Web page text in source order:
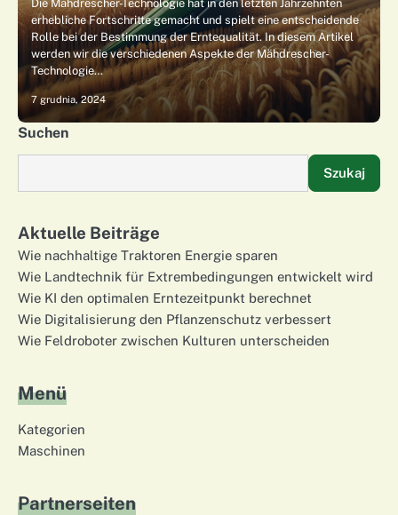
Die Mähdrescher-Technologie hat in den letzten Jahrzehnten
erhebliche Fortschritte gemacht und spielt eine entscheidende
Rolle bei der Bestimmung der Erntequalität. In diesem Artikel
werden wir die verschiedenen Aspekte der Mähdrescher-
Technologie…
7 grudnia, 2024
Suchen
Szukaj
Aktuelle Beiträge
Wie nachhaltige Traktoren Energie sparen
Wie Landtechnik für Extrembedingungen entwickelt wird
Wie KI den optimalen Erntezeitpunkt berechnet
Wie Digitalisierung den Pflanzenschutz verbessert
Wie Feldroboter zwischen Kulturen unterscheiden
Menü
Kategorien
Maschinen
Partnerseiten